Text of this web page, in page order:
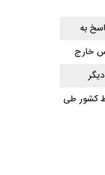
به
خارج
کشور طی